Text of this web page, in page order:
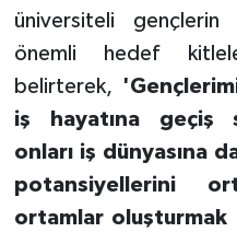
üniversiteli
önemli hedef
belirterek,
iş hayatına geçiş
onları iş dünyasına
potansiyellerini
ortamlar oluşturmak